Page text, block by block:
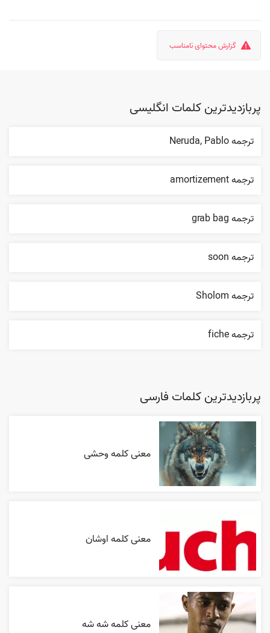
گزارش محتوای نامناسب
پربازدیدترین کلمات انگلیسی
ترجمه Neruda, Pablo
ترجمه amortizement
ترجمه grab bag
ترجمه soon
ترجمه Sholom
ترجمه fiche
پربازدیدترین کلمات فارسی
معنی کلمه وحشی
معنی کلمه اوشان
معنی کلمه شه شه